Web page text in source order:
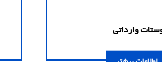
وارداتی